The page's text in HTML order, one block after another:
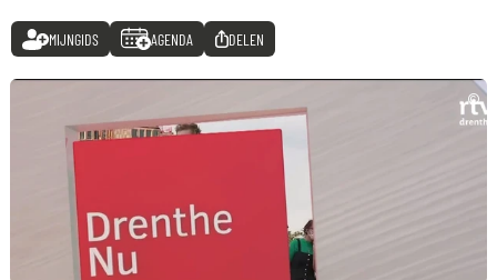
MIJNGIDS AGENDA DELEN
©